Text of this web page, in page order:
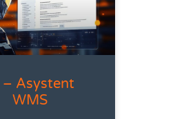
– Asystent
WMS